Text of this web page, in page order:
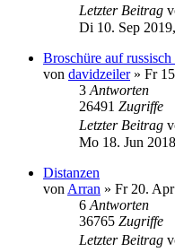
Letzter Beitrag
Di 10. Sep
Broschüre auf
von davidzeiler» Fr
3 Antworten
26491 Zugriffe
Letzter Beitrag
Mo 18. Jun
Distanzen
von Arran » Fr 20.
6 Antworten
36765 Zugriffe
Letzter Beitrag